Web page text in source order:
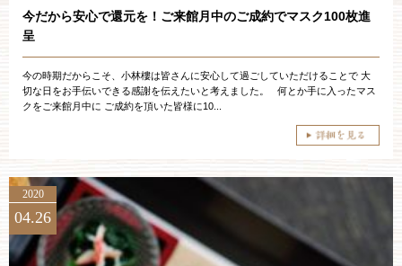
見学予約
資料請求
小林楼の結婚式
おもてなし
レストラン＆パーティー
最新情報
今だから安心で還元を！ご来館月中のご成約でマスク100枚進
呈
今の時期だからこそ、小林樓は皆さんに安心して過ごしていただけることで 大
切な日をお手伝いできる感謝を伝えたいと考えました。 何とか手に入ったマス
クをご来館月中に ご成約を頂いた皆様に10...
2020
04.26